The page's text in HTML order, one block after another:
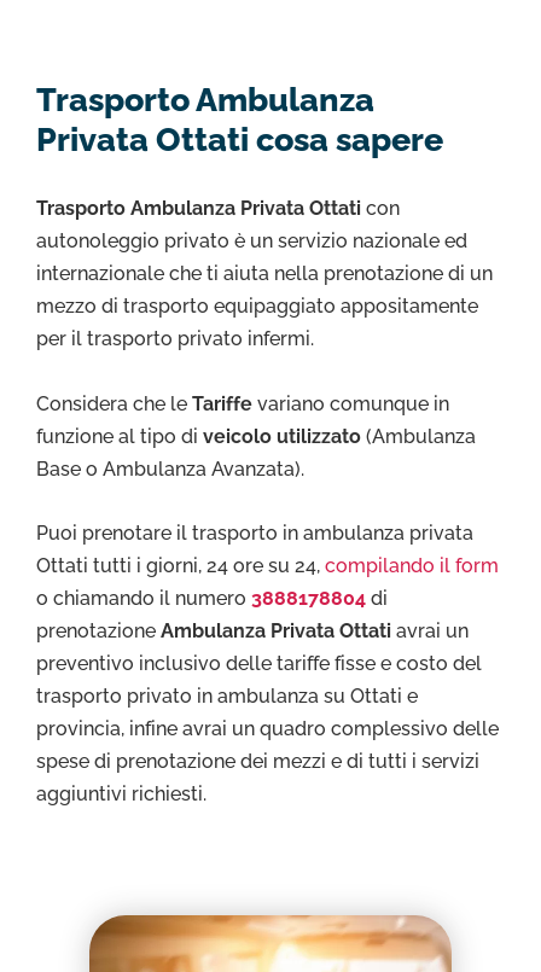
Trasporto Ambulanza
Privata Ottati cosa sapere
Trasporto Ambulanza Privata Ottati con
autonoleggio privato è un servizio nazionale ed
internazionale che ti aiuta nella prenotazione di un
mezzo di trasporto equipaggiato appositamente
per il trasporto privato infermi.
Considera che le Tariffe variano comunque in
funzione al tipo di veicolo utilizzato (Ambulanza
Base o Ambulanza Avanzata).
Puoi prenotare il trasporto in ambulanza privata
Ottati tutti i giorni, 24 ore su 24, compilando il form
o chiamando il numero 3888178804 di
prenotazione Ambulanza Privata Ottati avrai un
preventivo inclusivo delle tariffe fisse e costo del
trasporto privato in ambulanza su Ottati e
provincia, infine avrai un quadro complessivo delle
spese di prenotazione dei mezzi e di tutti i servizi
aggiuntivi richiesti.